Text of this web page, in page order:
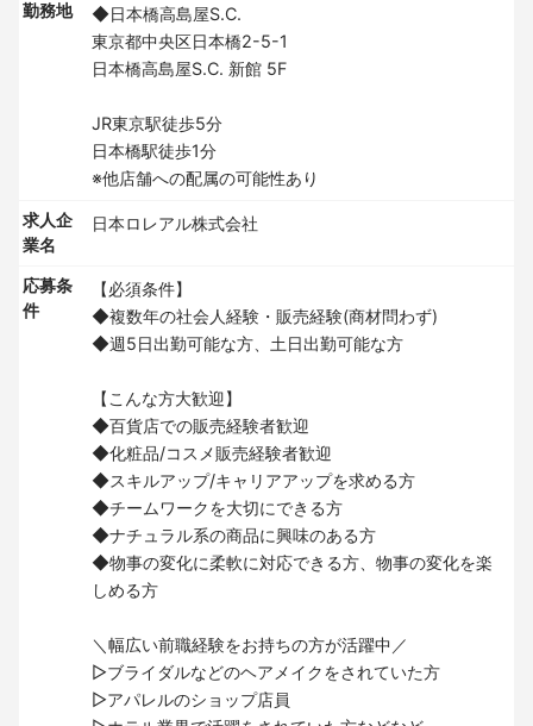
勤務地
◆日本橋高島屋S.C.
東京都中央区日本橋2-5-1
日本橋高島屋S.C. 新館 5F
JR東京駅徒歩5分
日本橋駅徒歩1分
※他店舗への配属の可能性あり
求人企
業名
日本ロレアル株式会社
応募条
件
【必須条件】
◆複数年の社会人経験・販売経験(商材問わず)
◆週5日出勤可能な方、土日出勤可能な方
【こんな方大歓迎】
◆百貨店での販売経験者歓迎
◆化粧品/コスメ販売経験者歓迎
◆スキルアップ/キャリアアップを求める方
◆チームワークを大切にできる方
◆ナチュラル系の商品に興味のある方
◆物事の変化に柔軟に対応できる方、物事の変化を楽
しめる方
＼幅広い前職経験をお持ちの方が活躍中／
▷ブライダルなどのヘアメイクをされていた方
▷アパレルのショップ店員